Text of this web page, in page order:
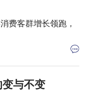
费客群增长领跑，
与不变